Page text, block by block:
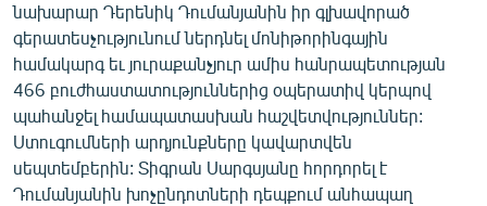
ՁԳՏԵԼՈՎ ԼԱՎԱԳՈՒՅՆԻՆ
ՓՈԴՔԱՍԹ
Հայերեն
English
Русский
նախարար Դերենիկ Դումանյանին իր գլխավորած
գերատեսչությունում ներդնել մոնիթորինգային
համակարգ եւ յուրաքանչյուր ամիս հանրապետության
466 բուժհաստատություններից օպերատիվ կերպով
պահանջել համապատասխան հաշվետվություններ:
Ստուգումների արդյունքները կավարտվեն
սեպտեմբերին: Տիգրան Սարգսյանը հորդորել է
Դումանյանին խոչընդոտների դեպքում անհապաղ